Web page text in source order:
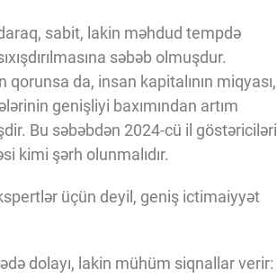
sabit, lakin məhdud tempdə
səbəb olmuşdur.
da, insan kapitalının miqyası,
genişliyi baxımından artım
Bu səbəbdən 2024-cü il göstəriciləri
kimi şərh olunmalıdır.
üçün deyil, geniş ictimaiyyət
dolayı, lakin mühüm siqnallar verir: